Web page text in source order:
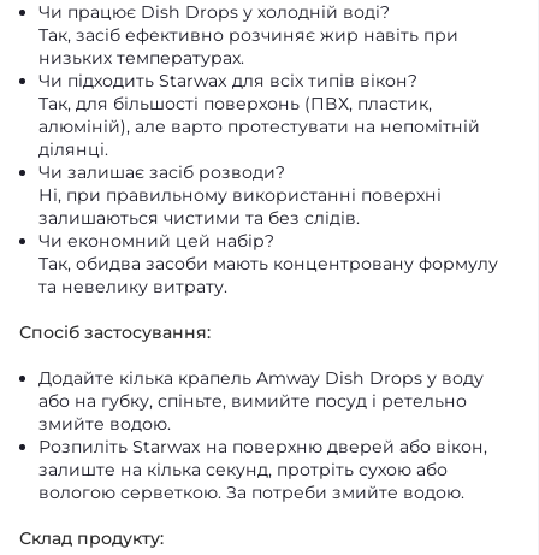
Чи працює Dish Drops у холодній воді?
Так, засіб ефективно розчиняє жир навіть при
низьких температурах.
Чи підходить Starwax для всіх типів вікон?
Так, для більшості поверхонь (ПВХ, пластик,
алюміній), але варто протестувати на непомітній
ділянці.
Чи залишає засіб розводи?
Ні, при правильному використанні поверхні
залишаються чистими та без слідів.
Чи економний цей набір?
Так, обидва засоби мають концентровану формулу
та невелику витрату.
Спосіб застосування:
Додайте кілька крапель Amway Dish Drops у воду
або на губку, спіньте, вимийте посуд і ретельно
змийте водою.
Розпиліть Starwax на поверхню дверей або вікон,
залиште на кілька секунд, протріть сухою або
вологою серветкою. За потреби змийте водою.
Склад продукту: